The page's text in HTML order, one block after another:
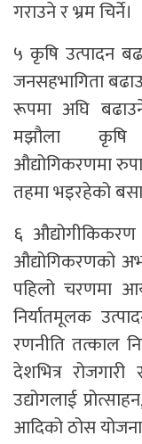
गराउने र भ्रम चिर्ने।
५ कृषि उत्पादन
जनसहभागिता
रूपमा अघि
मझौला कृषि
औद्योगिकरणमा
तहमा भइरहेको
६
औद्योगिकरणको
पहिलो चरणमा
निर्यातमूलक
रणनीति तत्काल
देशभित्र
उद्योगलाई
आदिको ठोस योजना